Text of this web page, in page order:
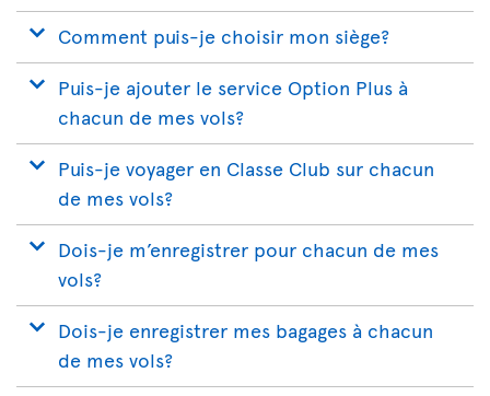
Comment puis-je choisir mon siège?
Puis-je ajouter le service Option Plus à
chacun de mes vols?
Puis-je voyager en Classe Club sur chacun
de mes vols?
Dois-je m’enregistrer pour chacun de mes
vols?
Dois-je enregistrer mes bagages à chacun
de mes vols?